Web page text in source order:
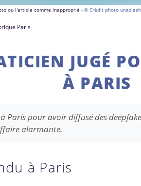
ou l'article comme inapproprié - © Crédit photo
Paris
JUGÉ
À PARIS
Paris pour avoir diffusé des
alarmante.
à Paris